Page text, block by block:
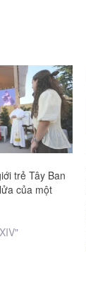
trẻ Tây Ban
của một